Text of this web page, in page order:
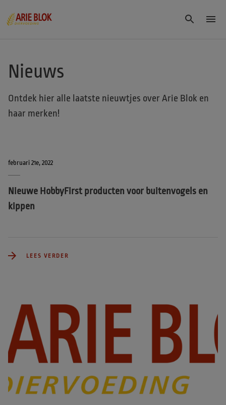
Nieuws
Ontdek hier alle laatste nieuwtjes over Arie Blok en
haar merken!
februari 21e, 2022
Nieuwe HobbyFirst producten voor buitenvogels en
kippen
LEES VERDER